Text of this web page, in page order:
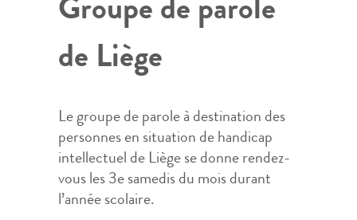
Groupe de parole
de Liège
Le groupe de parole à destination des
personnes en situation de handicap
intellectuel de Liège se donne rendez-
vous les 3e samedis du mois durant
l’année scolaire.